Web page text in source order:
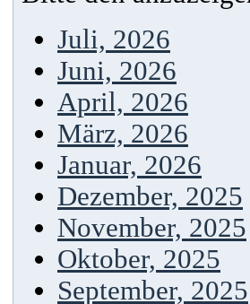
Juli, 2026
Juni, 2026
April, 2026
März, 2026
Januar, 2026
Dezember, 2025
November, 2025
Oktober, 2025
September, 2025